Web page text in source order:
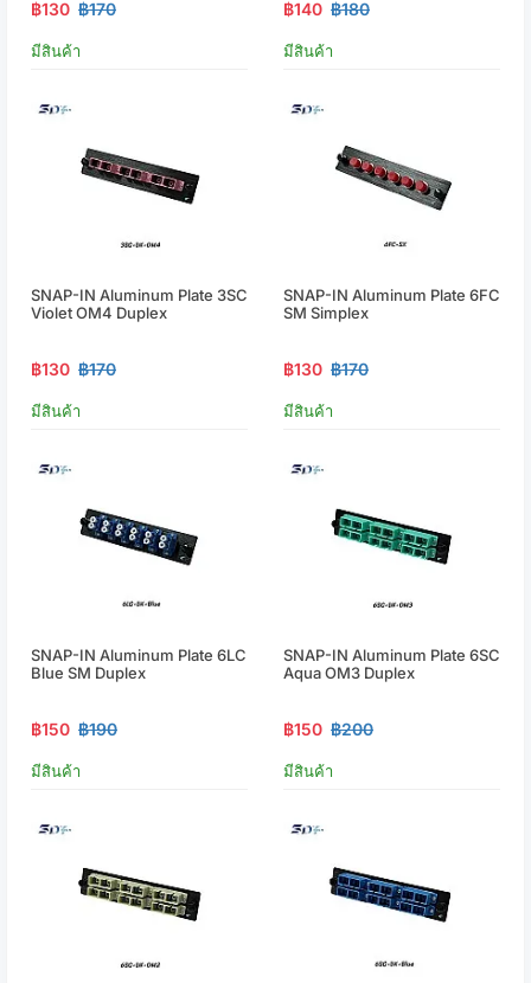
฿130 ฿170
มีสินค้า
฿140 ฿180
มีสินค้า
SNAP-IN Aluminum Plate 3SC
Violet OM4 Duplex
฿130 ฿170
มีสินค้า
SNAP-IN Aluminum Plate 6FC
SM Simplex
฿130 ฿170
มีสินค้า
SNAP-IN Aluminum Plate 6LC
Blue SM Duplex
฿150 ฿190
มีสินค้า
SNAP-IN Aluminum Plate 6SC
Aqua OM3 Duplex
฿150 ฿200
มีสินค้า